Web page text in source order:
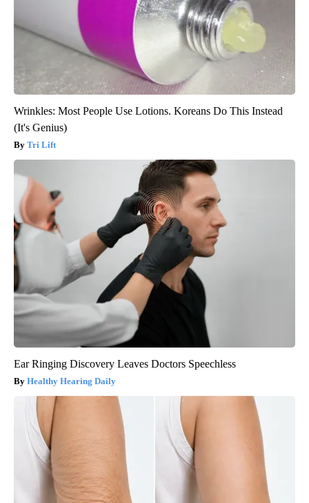
Wrinkles: Most People Use Lotions. Koreans Do This Instead
(It's Genius)
Tri Lift
Ear Ringing Discovery Leaves Doctors Speechless
Healthy Hearing Daily